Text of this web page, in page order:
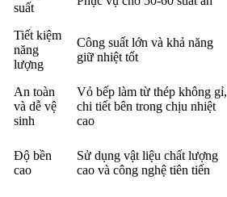
suất
Tiết kiệm
năng
lượng
Công suất lớn và khả năng
giữ nhiệt tốt
An toàn
và dễ vệ
sinh
Vỏ bếp làm từ thép không gỉ,
chi tiết bên trong chịu nhiệt
cao
Độ bền
cao
Sử dụng vật liệu chất lượng
cao và công nghệ tiên tiến